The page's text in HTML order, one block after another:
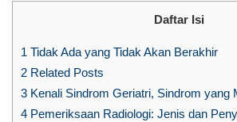
Daftar Isi
1 Tidak Ada yang Tidak Akan Berakhir
2 Related Posts
3 Kenali Sindrom Geriatri, Sindrom yang
4 Pemeriksaan Radiologi: Jenis dan